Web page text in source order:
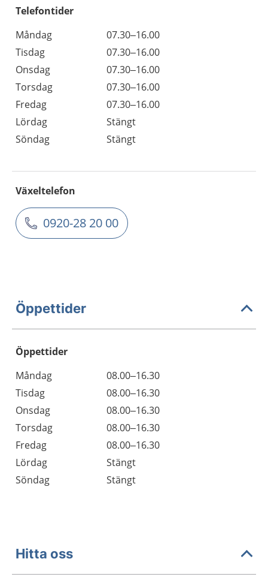
Telefontider
Måndag
07.30–16.00
Tisdag
07.30–16.00
Onsdag
07.30–16.00
Torsdag
07.30–16.00
Fredag
07.30–16.00
Lördag
Stängt
Söndag
Stängt
Växeltelefon
0920-28 20 00
Öppettider
Öppettider
Dag
Öppettider
Kommentarer
Måndag
08.00–16.30
Tisdag
08.00–16.30
Onsdag
08.00–16.30
Torsdag
08.00–16.30
Fredag
08.00–16.30
Lördag
Stängt
Söndag
Stängt
Hitta oss